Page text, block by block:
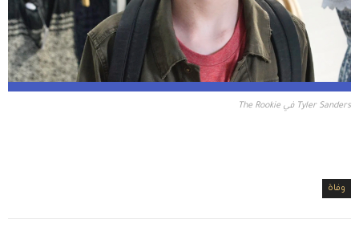
Tyler Sanders في The Rookie
وفاة